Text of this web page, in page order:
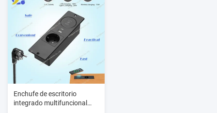
Enchufe de escritorio
integrado multifuncional